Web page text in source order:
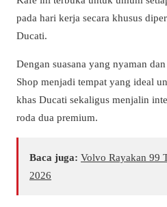
pada hari kerja secara khusus
Ducati.
Dengan suasana yang nyaman
Shop menjadi tempat yang ideal
khas Ducati sekaligus menjalin
roda dua premium.
Baca juga: Volvo Rayakan 99
2026